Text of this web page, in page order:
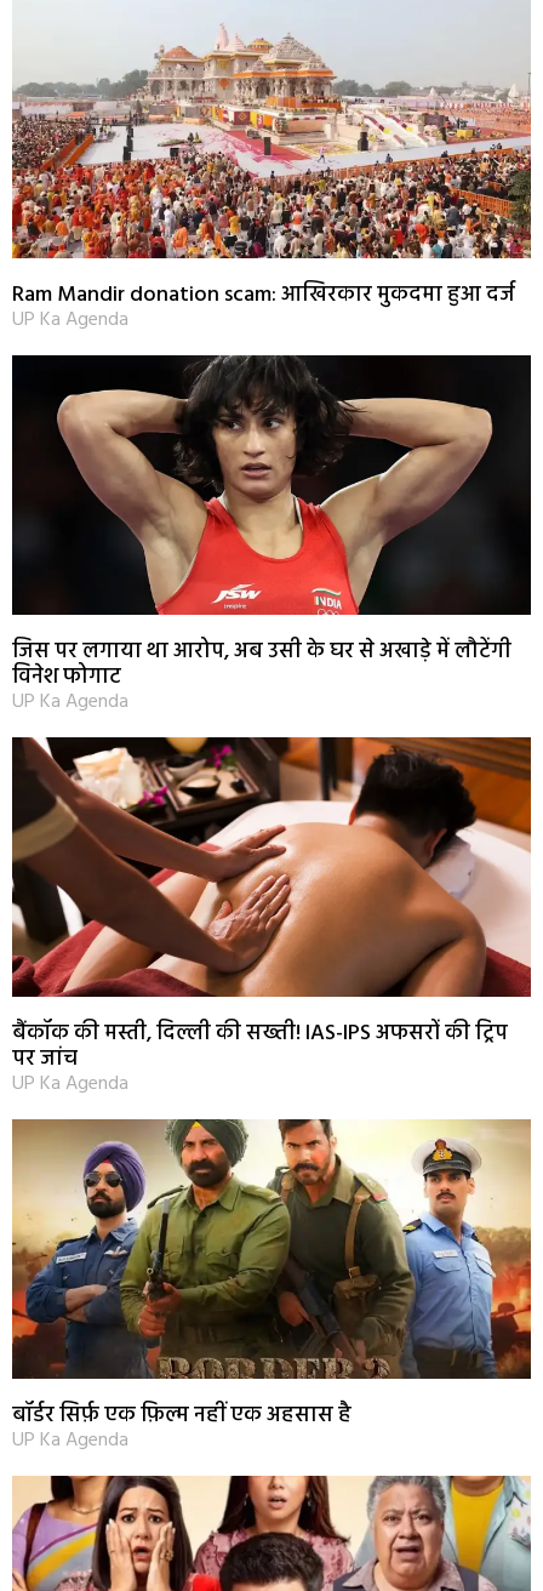
Ram Mandir donation scam: आखिरकार मुकदमा हुआ दर्ज
UP Ka Agenda
जिस पर लगाया था आरोप, अब उसी के घर से अखाड़े में लौटेंगी
विनेश फोगाट
UP Ka Agenda
बैंकॉक की मस्ती, दिल्ली की सख्ती! IAS-IPS अफसरों की ट्रिप
पर जांच
UP Ka Agenda
बॉर्डर सिर्फ़ एक फ़िल्म नहीं एक अहसास है
UP Ka Agenda